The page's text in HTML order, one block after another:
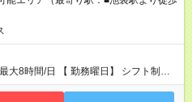
大8時間/日 【 勤務曜日】 シフト制